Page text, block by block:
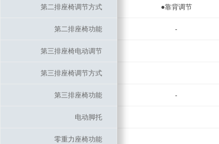
第二排座椅调节方式 ●靠背调节
第二排座椅功能 -
第三排座椅电动调节
第三排座椅调节方式
第三排座椅功能 -
电动脚托
零重力座椅功能
第二排座椅调节方式
第二排座椅功能
第三排座椅电动调节
第三排座椅调节方式
第三排座椅功能
电动脚托
零重力座椅功能